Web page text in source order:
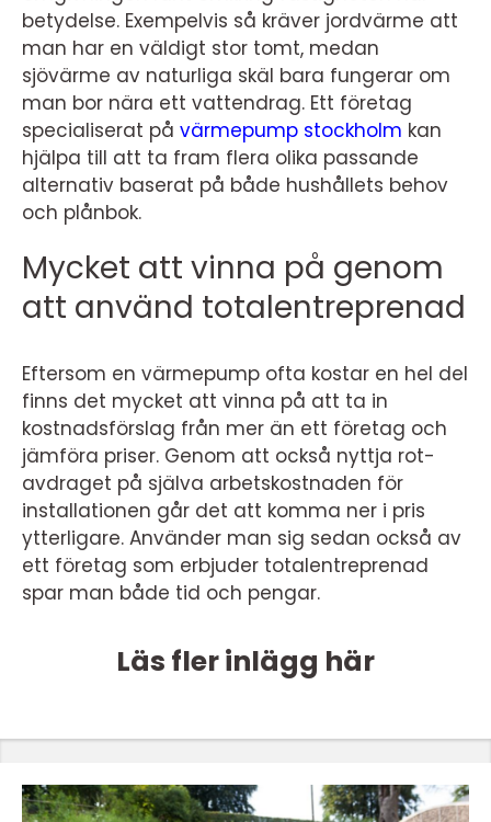
betydelse. Exempelvis så kräver jordvärme att
man har en väldigt stor tomt, medan
sjövärme av naturliga skäl bara fungerar om
man bor nära ett vattendrag. Ett företag
specialiserat på värmepump stockholm kan
hjälpa till att ta fram flera olika passande
alternativ baserat på både hushållets behov
och plånbok.
Mycket att vinna på genom
att använd totalentreprenad
Eftersom en värmepump ofta kostar en hel del
finns det mycket att vinna på att ta in
kostnadsförslag från mer än ett företag och
jämföra priser. Genom att också nyttja rot-
avdraget på själva arbetskostnaden för
installationen går det att komma ner i pris
ytterligare. Använder man sig sedan också av
ett företag som erbjuder totalentreprenad
spar man både tid och pengar.
Läs fler inlägg här